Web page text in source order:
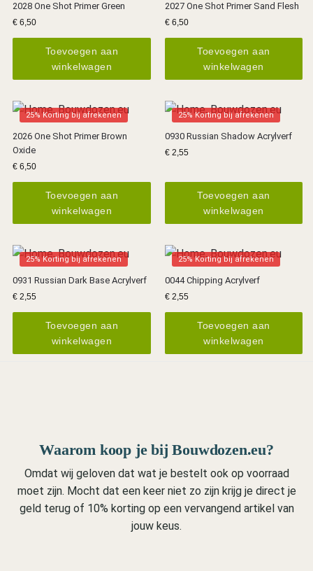
2028 One Shot Primer Green
€ 6,50
Toevoegen aan
winkelwagen
2027 One Shot Primer Sand Flesh
€6,50
Toevoegen aan
winkelwagen
25% Korting bij afrekenen
2026 One Shot Primer Brown
Oxide
€ 6,50
Toevoegen aan
winkelwagen
25% Korting bij afrekenen
0930 Russian Shadow Acrylverf
€2,55
Toevoegen aan
winkelwagen
25% Korting bij afrekenen
0931 Russian Dark Base Acrylverf
€ 2,55
Toevoegen aan
winkelwagen
25% Korting bij afrekenen
0044 Chipping Acrylverf
€2,55
Toevoegen aan
winkelwagen
Waarom koop je bij Bouwdozen.eu?
Omdat wij geloven dat wat je bestelt ook op voorraad
moet zijn. Mocht dat een keer niet zo zijn krijg je direct je
geld terug of 10% korting op een vervangend artikel van
jouw keus.